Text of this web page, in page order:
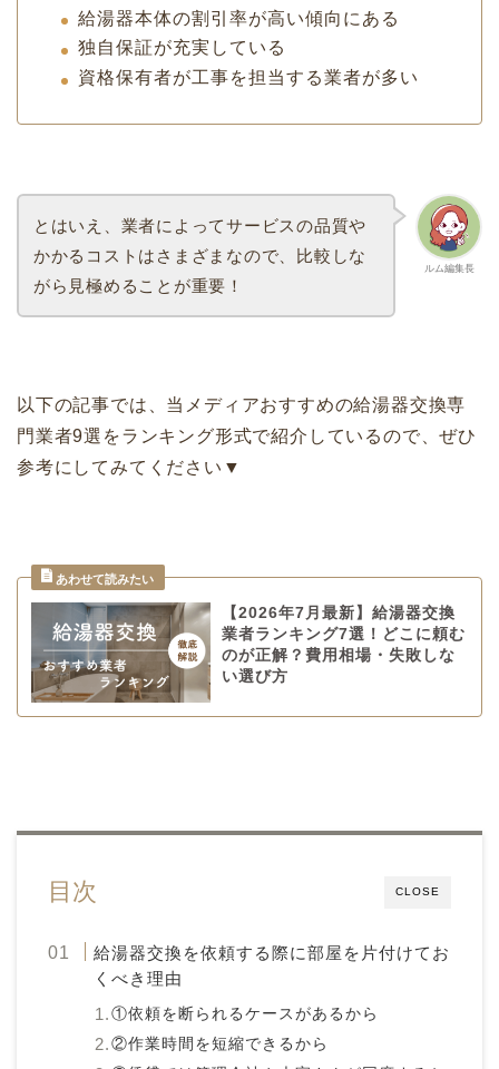
給湯器本体の割引率が高い傾向にある
独自保証が充実している
資格保有者が工事を担当する業者が多い
ルム編集長
とはいえ、業者によってサービスの品質や
かかるコストはさまざまなので、比較しな
がら見極めることが重要！
以下の記事では、当メディアおすすめの給湯器交換専
門業者9選をランキング形式で紹介しているので、ぜひ
参考にしてみてください▼
【2026年7月最新】給湯器交換
業者ランキング7選！どこに頼む
のが正解？費用相場・失敗しな
い選び方
CLOSE
目次
給湯器交換を依頼する際に部屋を片付けてお
くべき理由
①依頼を断られるケースがあるから
②作業時間を短縮できるから